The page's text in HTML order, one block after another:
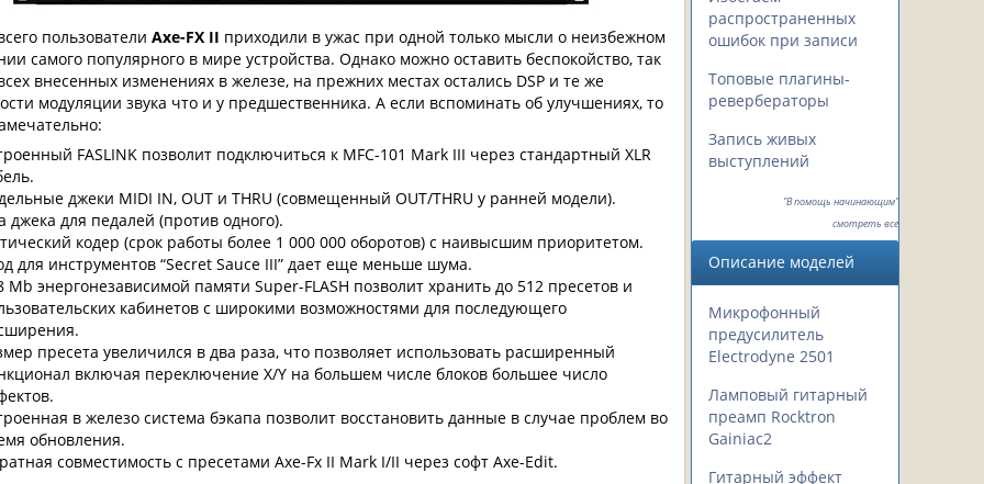
пользователи Axe-FX II приходили в ужас при одной только мысли о неизбежном
самого популярного в мире устройства. Однако можно оставить беспокойство, так
внесенных изменениях в железе, на прежних местах остались DSP и те же
модуляции звука что и у предшественника. А если вспоминать об улучшениях, то
FASLINK позволит подключиться к MFC-101 Mark III через стандартный XLR
джеки MIDI IN, OUT и THRU (совмещенный OUT/THRU у ранней модели).
джека для педалей (против одного).
кодер (срок работы более 1 000 000 оборотов) с наивысшим приоритетом.
для инструментов “Secret Sauce III” дает еще меньше шума.
Mb энергонезависимой памяти Super-FLASH позволит хранить до 512 пресетов и
кабинетов с широкими возможностями для последующего
пресета увеличился в два раза, что позволяет использовать расширенный
включая переключение X/Y на большем числе блоков большее число
в железо система бэкапа позволит восстановить данные в случае проблем во
обновления.
совместимость с пресетами Axe-Fx II Mark I/II через софт Axe-Edit.
распространенных
ошибок при записи
Топовые плагины-
ревербераторы
Запись живых
выступлений
"В помощь начинающим"
смотреть все
Описание моделей
Микрофонный
предусилитель
Electrodyne 2501
Ламповый гитарный
преамп Rocktron
Gainiac2
Гитарный эффект